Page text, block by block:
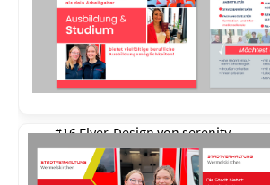
#16 Flyer-Design vonserenity